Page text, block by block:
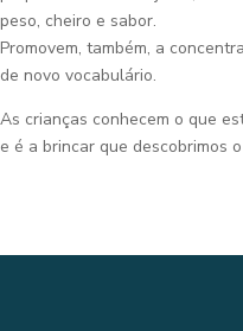
peso, cheiro e sabor.
Promovem, também, a
de novo vocabulário.
As crianças conhecem o que
e é a brincar que descobrimos